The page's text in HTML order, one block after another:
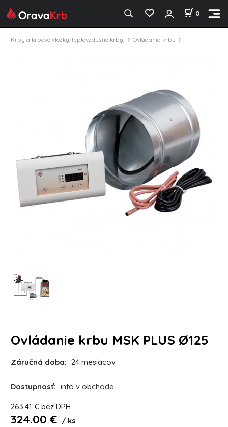
0
Krby a krbové vložky,Teplovzdušné krby, Ovládania krbu
Ovládanie krbu MSK PLUS Ø125
Záručná doba: 24 mesiacov
Dostupnosť: info v obchode
263.41 € bez DPH
324.00 € ks